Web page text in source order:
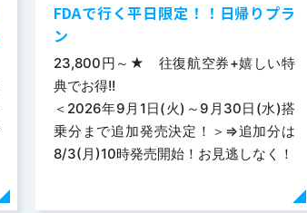
FDAで行く平日限定！！日帰りプラ
ン
23,800円～★ 往復航空券+嬉しい特
典でお得!!
＜2026年9月1日(火)～9月30日(水)搭
乗分まで追加発売決定！＞⇒追加分は
8/3(月)10時発売開始！お見逃しなく！